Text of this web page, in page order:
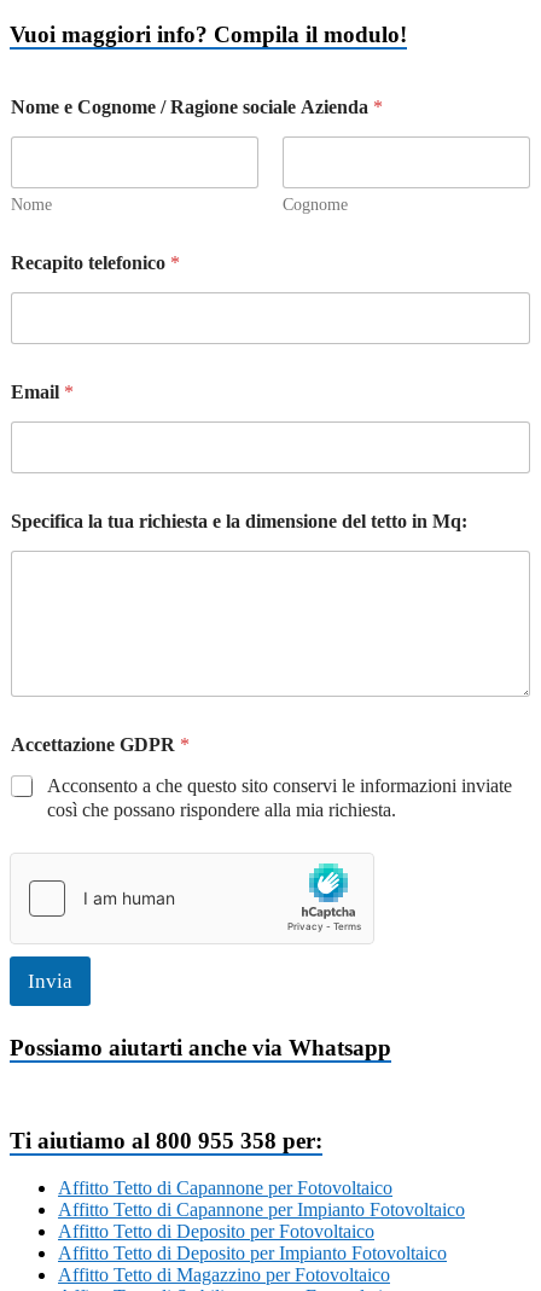
Vuoi maggiori info? Compila il modulo!
Nome e Cognome / Ragione sociale Azienda *
Nome Cognome
Recapito telefonico *
Email *
Specifica la tua richiesta e la dimensione del tetto in Mq:
Accettazione GDPR *
Acconsento a che questo sito conservi le informazioni inviate
così che possano rispondere alla mia richiesta.
Invia
Possiamo aiutarti anche via Whatsapp
Ti aiutiamo al 800 955 358 per:
Affitto Tetto di Capannone per Fotovoltaico
Affitto Tetto di Capannone per Impianto Fotovoltaico
Affitto Tetto di Deposito per Fotovoltaico
Affitto Tetto di Deposito per Impianto Fotovoltaico
Affitto Tetto di Magazzino per Fotovoltaico